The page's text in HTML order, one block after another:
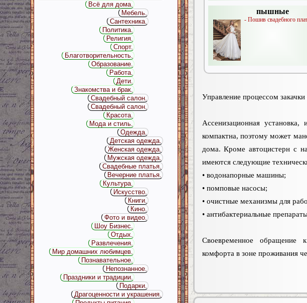
пышные
- Пошив свадебного
Управление процессом
Ассенизационная
компактна, поэтому может
дома. Кроме автоцистерн с
имеются следующие
• водонапорные машины;
• помповые насосы;
• очистные механизмы для
• антибактериальные
Своевременное обращение
комфорта в зоне проживания
Всё для дома.
Мебель.
Сантехника.
Политика.
Религия.
Спорт.
Благотворительность.
Образование.
Работа.
Дети.
Знакомства и брак.
Свадебный салон.
Свадебный салон.
Красота.
Мода и стиль.
Одежда.
Детская одежда.
Женская одежда.
Мужская одежда.
Свадебные платья.
Вечерние платья.
Культура.
Искусство.
Книги.
Кино.
Фото и видео.
Шоу Бизнес.
Отдых.
Развлечения.
Мир домашних любимцев.
Познавательное.
Непознанное.
Праздники и традиции.
Подарки.
Драгоценности и украшения.